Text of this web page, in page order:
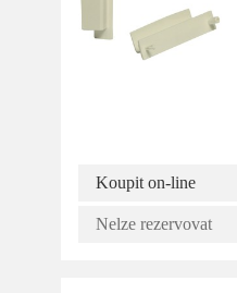
Koupit on-line
Nelze rezervovat